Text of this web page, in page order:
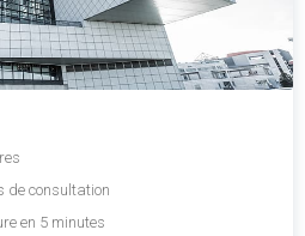
de consultation
en 5 minutes